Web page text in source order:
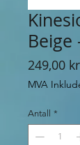
Beige
249,00 kr
MVA
Antall *